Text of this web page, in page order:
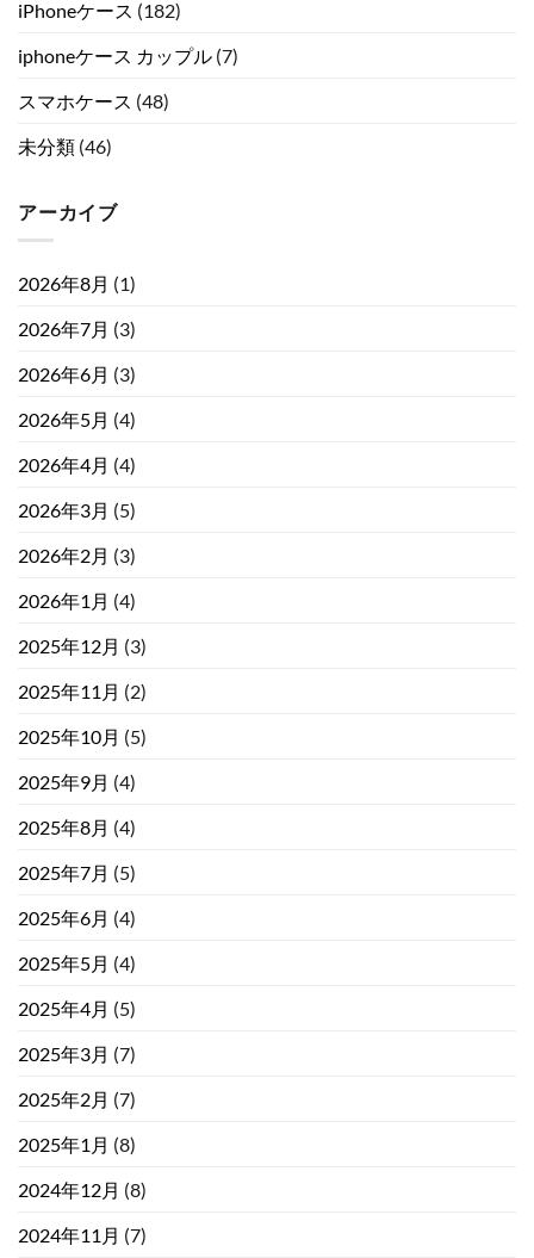
iPhoneケース (182)
iphoneケース カップル (7)
スマホケース (48)
未分類 (46)
アーカイブ
2026年8月 (1)
2026年7月 (3)
2026年6月 (3)
2026年5月 (4)
2026年4月 (4)
2026年3月 (5)
2026年2月 (3)
2026年1月 (4)
2025年12月 (3)
2025年11月 (2)
2025年10月 (5)
2025年9月 (4)
2025年8月 (4)
2025年7月 (5)
2025年6月 (4)
2025年5月 (4)
2025年4月 (5)
2025年3月 (7)
2025年2月 (7)
2025年1月 (8)
2024年12月 (8)
2024年11月 (7)